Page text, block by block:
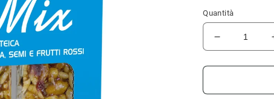
listino
Quantità
Diminuisci
quantità
per
SEMI